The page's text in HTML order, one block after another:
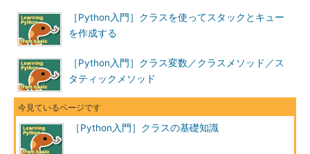
［Python入門］クラスを使ってスタックとキュー
を作成する
［Python入門］クラス変数／クラスメソッド／ス
タティックメソッド
［Python入門］クラスの基礎知識